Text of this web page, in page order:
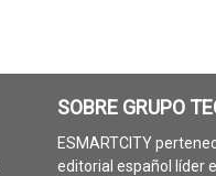
SOBRE GRUPO
ESMARTCITY
editorial español líder